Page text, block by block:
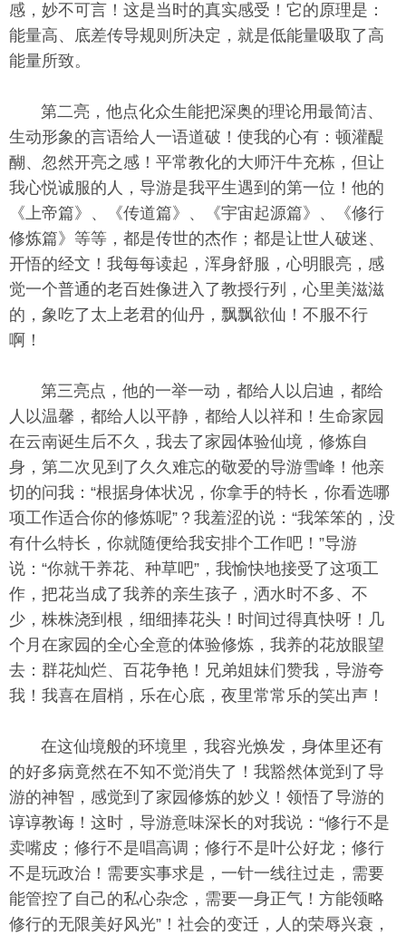
感，妙不可言！这是当时的真实感受！它的原理是：
能量高、底差传导规则所决定，就是低能量吸取了高
能量所致。
第二亮，他点化众生能把深奥的理论用最简洁、
生动形象的言语给人一语道破！使我的心有：顿灌醍
醐、忽然开亮之感！平常教化的大师汗牛充栋，但让
我心悦诚服的人，导游是我平生遇到的第一位！他的
《上帝篇》、《传道篇》、《宇宙起源篇》、《修行
修炼篇》等等，都是传世的杰作；都是让世人破迷、
开悟的经文！我每每读起，浑身舒服，心明眼亮，感
觉一个普通的老百姓像进入了教授行列，心里美滋滋
的，象吃了太上老君的仙丹，飘飘欲仙！不服不行
啊！
第三亮点，他的一举一动，都给人以启迪，都给
人以温馨，都给人以平静，都给人以祥和！生命家园
在云南诞生后不久，我去了家园体验仙境，修炼自
身，第二次见到了久久难忘的敬爱的导游雪峰！他亲
切的问我：“根据身体状况，你拿手的特长，你看选哪
项工作适合你的修炼呢”？我羞涩的说：“我笨笨的，没
有什么特长，你就随便给我安排个工作吧！”导游
说：“你就干养花、种草吧”，我愉快地接受了这项工
作，把花当成了我养的亲生孩子，洒水时不多、不
少，株株浇到根，细细捧花头！时间过得真快呀！几
个月在家园的全心全意的体验修炼，我养的花放眼望
去：群花灿烂、百花争艳！兄弟姐妹们赞我，导游夸
我！我喜在眉梢，乐在心底，夜里常常乐的笑出声！
在这仙境般的环境里，我容光焕发，身体里还有
的好多病竟然在不知不觉消失了！我豁然体觉到了导
游的神智，感觉到了家园修炼的妙义！领悟了导游的
谆谆教诲！这时，导游意味深长的对我说：“修行不是
卖嘴皮；修行不是唱高调；修行不是叶公好龙；修行
不是玩政治！需要实事求是，一针一线往过走，需要
能管控了自己的私心杂念，需要一身正气！方能领略
修行的无限美好风光”！社会的变迁，人的荣辱兴衰，